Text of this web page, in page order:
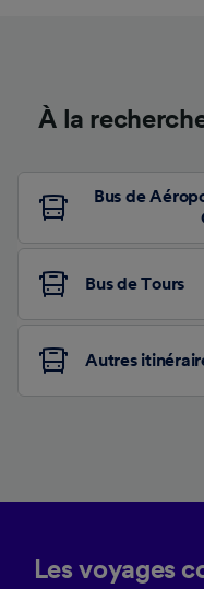
À la
Bus de
Bus de Tours
Autres
Les voyages